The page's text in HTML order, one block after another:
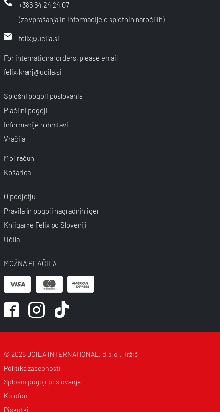
+386 64 24 24 07
(za vprašanja in informacije o spletnih naročilih)
felix@ucila.si
For international orders, please email
felix.kranj@ucila.si
Splošni pogoji poslovanja
Plačilni pogoji
Informacije o dostavi
Vračila
Moj račun
Košarica
O podjetju
Pravila in pogoji nagradnih iger
Knjigarne Felix po Sloveniji
Učila
MOŽNA PLAČILA
© 2026 UČILA INTERNATIONAL, d.o.o., Tržič
Politika zasebnosti
Splošni pogoji poslovanja
Kolofon
Piškotki